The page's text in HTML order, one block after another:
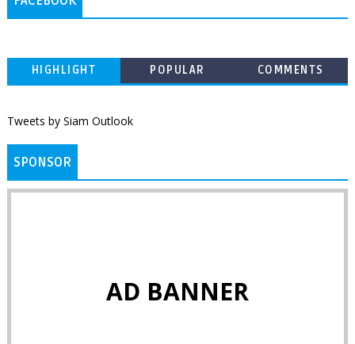
HIGHLIGHT POPULAR COMMENTS
Tweets by Siam Outlook
SPONSOR
AD BANNER